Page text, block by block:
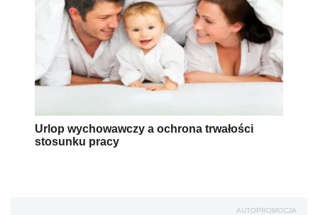
Urlop wychowawczy a ochrona trwałości
stosunku pracy
AUTOPROMOCJA